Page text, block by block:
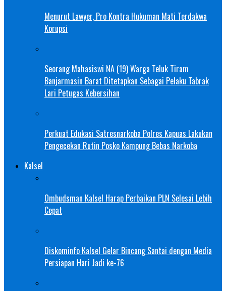
Menurut Lawyer, Pro Kontra Hukuman Mati Terdakwa
Korupsi
Seorang Mahasiswi NA (19) Warga Teluk Tiram
Banjarmasin Barat Ditetapkan Sebagai Pelaku Tabrak
Lari Petugas Kebersihan
Perkuat Edukasi Satresnarkoba Polres Kapuas Lakukan
Pengecekan Rutin Posko Kampung Bebas Narkoba
Kalsel
Ombudsman Kalsel Harap Perbaikan PLN Selesai Lebih
Cepat
Diskominfo Kalsel Gelar Bincang Santai dengan Media
Persiapan Hari Jadi ke-76